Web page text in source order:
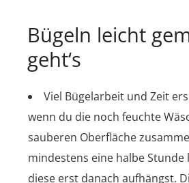
Bügeln leicht
geht‘s
Viel Bügelarbeit und Zeit
wenn du die noch feuchte
sauberen Oberfläche
mindestens eine halbe Stunde
diese erst danach aufhängst.